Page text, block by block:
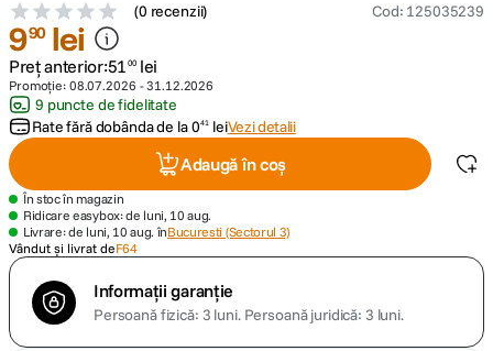
4. peak design
5. lavaliera
6. canon sx740 hs
card memorie
8. sony fx
9. dji mic mini
(0 recenzii) Cod: 125035239
990 lei
Preț anterior:51 00 lei
Promoție: 08.07.2026 -31.12.2026
9 puncte de fidelitate
Rate fără dobânda de la041 leiVezi detalii
Adaugă în coș
În stoc în magazin
Ridicare easybox: de luni, 10 aug.
Livrare: de luni, 10 aug. înBucuresti (Sectorul 3)
Vândut și livrat deF64
Informații garanție
Persoană fizică: 3 luni. Persoană juridică: 3 luni.